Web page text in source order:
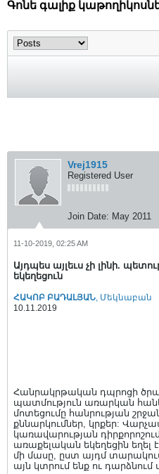
Գոնե գալիք
Vrej1915
Registered User
Join Date: May 2011
11-10-2019, 02:25 AM
Այդպես այլեւս չի լինի.
եկեղեցուն
ՀԱԿՈԲ ԲԱԴԱԼՅԱՆ, Մեկնաբան
10.11.2019
Հանրակրթական դպրոցի
պատմություն առարկան
մոտեցումը հանրության
քննարկումներ, կրքեր:
կառավարության
առաքելական եկեղեցին եղել
մի մասը, ըստ այդմ
այն կտրում ենք ու